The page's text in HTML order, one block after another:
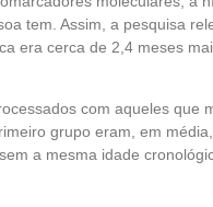
tem. Assim, a pesquisa
era cerca de 2,4 meses
com aqueles que
grupo eram, em
a mesma idade